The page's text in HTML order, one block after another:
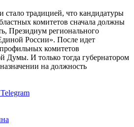
стало традицией, что кандидатуры
комитетов сначала должны
Президиум регионального
России». После идет
комитетов
Думы. И только тогда губернатором
на должность
Telegram